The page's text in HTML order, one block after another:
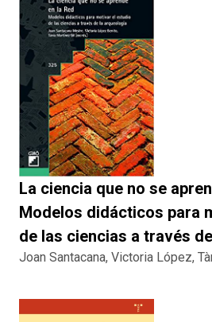
La ciencia que no se
Modelos didácticos para
de las ciencias a través
Joan Santacana, Victoria López,